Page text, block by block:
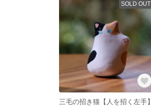
SOLD OUT
三毛の招き猫【人を招く左手】